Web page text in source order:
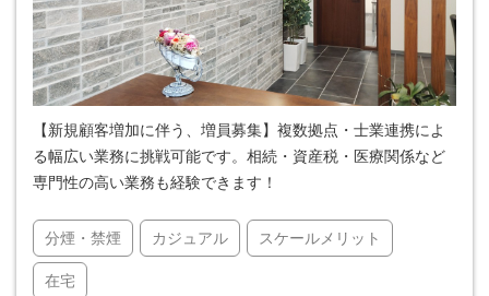
【新規顧客増加に伴う、増員募集】複数拠点・士業連携によ
る幅広い業務に挑戦可能です。相続・資産税・医療関係など
専門性の高い業務も経験できます！
分煙・禁煙 カジュアル スケールメリット
在宅